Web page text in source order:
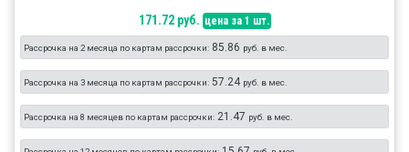
171.72 руб. цена за 1 шт.
Рассрочка на 2 месяца по картам рассрочки: 85.86 руб. в мес.
Рассрочка на 3 месяца по картам рассрочки: 57.24 руб. в мес.
Рассрочка на 8 месяцев по картам рассрочки: 21.47 руб. в мес.